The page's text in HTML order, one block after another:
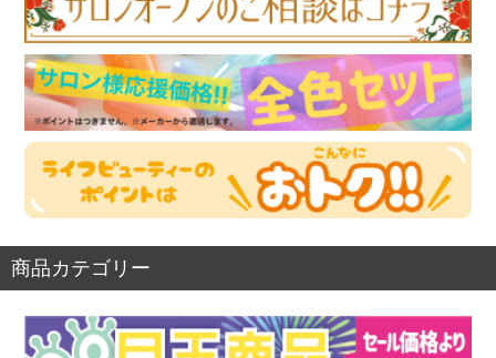
商品カテゴリー